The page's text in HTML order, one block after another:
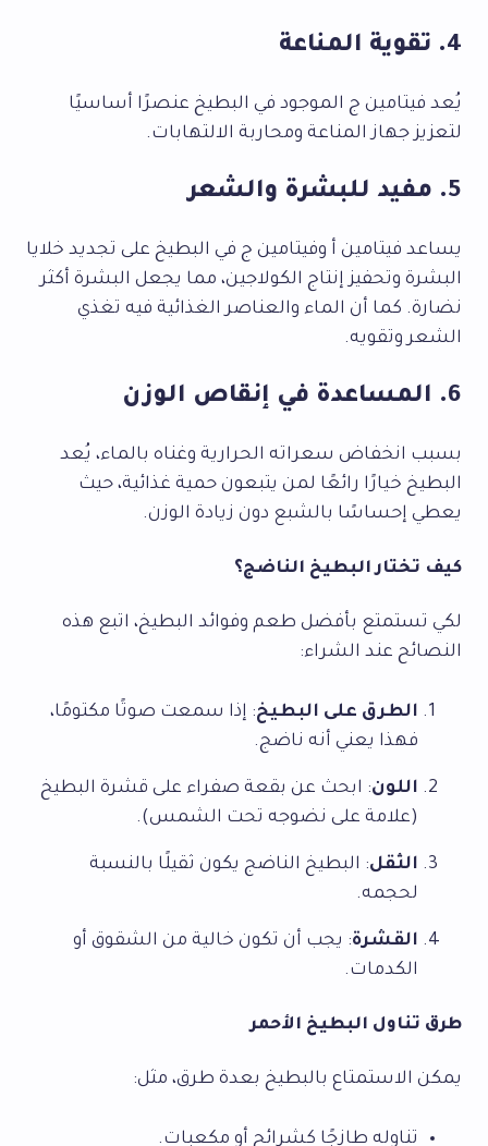
4. تقوية المناعة
يُعد فيتامين ج الموجود في البطيخ عنصرًا أساسيًا
لتعزيز جهاز المناعة ومحاربة الالتهابات.
5. مفيد للبشرة والشعر
يساعد فيتامين أ وفيتامين ج في البطيخ على تجديد خلايا
البشرة وتحفيز إنتاج الكولاجين، مما يجعل البشرة أكثر
نضارة. كما أن الماء والعناصر الغذائية فيه تغذي
الشعر وتقويه.
6. المساعدة في إنقاص الوزن
بسبب انخفاض سعراته الحرارية وغناه بالماء، يُعد
البطيخ خيارًا رائعًا لمن يتبعون حمية غذائية، حيث
يعطي إحساسًا بالشبع دون زيادة الوزن.
كيف تختار البطيخ الناضج؟
لكي تستمتع بأفضل طعم وفوائد البطيخ، اتبع هذه
النصائح عند الشراء:
الطرق على البطيخ: إذا سمعت صوتًا مكتومًا،
فهذا يعني أنه ناضج.
اللون: ابحث عن بقعة صفراء على قشرة البطيخ
(علامة على نضوجه تحت الشمس).
الثقل: البطيخ الناضج يكون ثقيلًا بالنسبة
لحجمه.
القشرة: يجب أن تكون خالية من الشقوق أو
الكدمات.
طرق تناول البطيخ الأحمر
يمكن الاستمتاع بالبطيخ بعدة طرق، مثل:
تناوله طازجًا كشرائح أو مكعبات.